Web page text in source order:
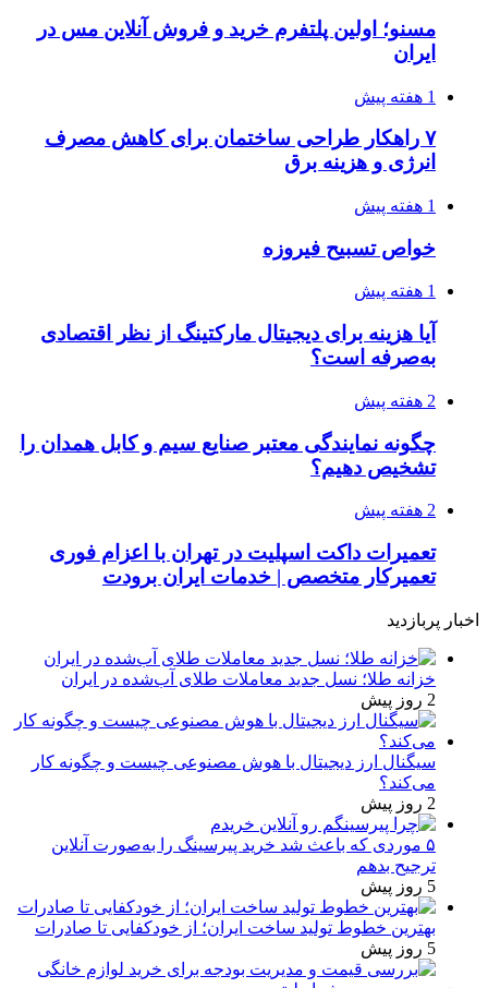
مسنو؛ اولین پلتفرم خرید و فروش آنلاین مس در
ایران
1 هفته پیش
۷ راهکار طراحی ساختمان برای کاهش مصرف
انرژی و هزینه برق
1 هفته پیش
خواص تسبیح فیروزه
1 هفته پیش
آیا هزینه برای دیجیتال مارکتینگ از نظر اقتصادی
به‌صرفه است؟
2 هفته پیش
چگونه نمایندگی معتبر صنایع سیم و کابل همدان را
تشخیص دهیم؟
2 هفته پیش
تعمیرات داکت اسپلیت در تهران با اعزام فوری
تعمیرکار متخصص | خدمات ایران برودت
اخبار پربازدید
خزانه طلا؛ نسل جدید معاملات طلای آب‌شده در ایران
2 روز پیش
سیگنال ارز دیجیتال با هوش مصنوعی چیست و چگونه کار
می‌کند؟
2 روز پیش
۵ موردی که باعث شد خرید پیرسینگ را به‌صورت آنلاین
ترجیح بدهم
5 روز پیش
بهترین خطوط تولید ساخت ایران؛ از خودکفایی تا صادرات
5 روز پیش